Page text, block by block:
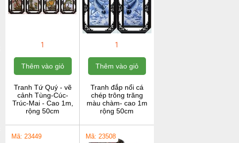
1
Thêm vào giỏ
Tranh Tứ Quý - vẽ
cảnh Tùng-Cúc-
Trúc-Mai - Cao 1m,
rộng 50cm
1
Thêm vào giỏ
Tranh đắp nổi cá
chép trông trăng
màu chàm- cao 1m
rộng 50cm
Mã: 23449 Mã: 23508